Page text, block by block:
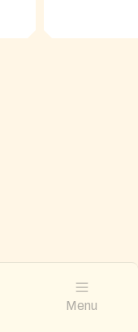
Năm 2026
Menu